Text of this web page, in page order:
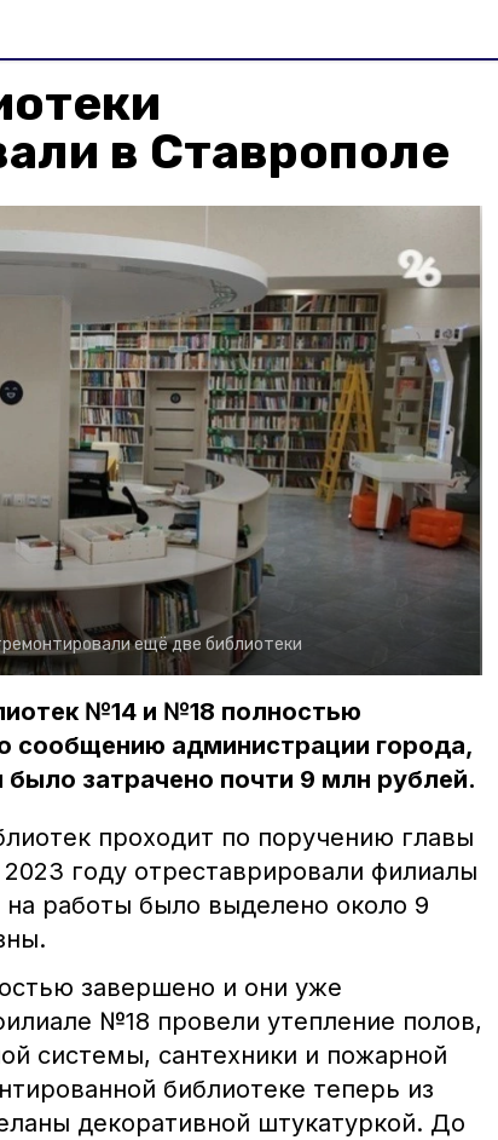
в Ставрополе
ещё две библиотеки
№14 и №18 полностью
сообщению администрации города,
затрачено почти 9 млн рублей.
проходит по поручению главы
году отреставрировали филиалы
работы было выделено около 9
завершено и они уже
№18 провели утепление полов,
системы, сантехники и пожарной
библиотеке теперь из
декоративной штукатуркой. До